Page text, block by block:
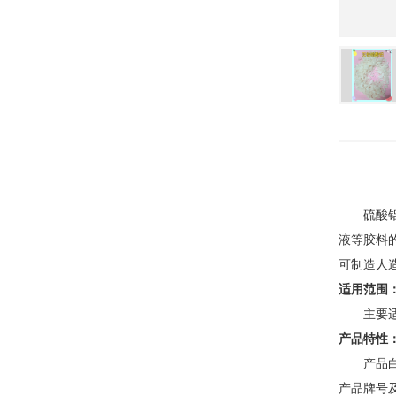
硫酸
液等胶料
可制造人
适用范围
主要
产品特性
产品
产品牌号